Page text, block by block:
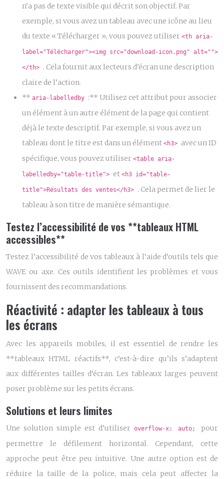
n’a pas de texte visible qui décrit son objectif. Par
exemple, si vous avez un tableau avec une icône au lieu
du texte « Télécharger », vous pouvez utiliser <th aria-
label="Télécharger"><img src="download-icon.png" alt="">
</th> . Cela fournit aux lecteurs d’écran une description
claire de l’action.
** aria-labelledby :** Utilisez cet attribut pour associer
un élément à un autre élément de la page qui contient
déjà le texte descriptif. Par exemple, si vous avez un
tableau dont le titre est dans un élément <h3> avec un ID
spécifique, vous pouvez utiliser <table aria-
labelledby="table-title"> et <h3 id="table-
title">Résultats des ventes</h3> . Cela permet de lier le
tableau à son titre de manière sémantique.
Testez l’accessibilité de vos **tableaux HTML
accessibles**
Testez l’accessibilité de vos tableaux à l’aide d’outils tels que
WAVE ou axe. Ces outils identifient les problèmes et vous
fournissent des recommandations.
Réactivité : adapter les tableaux à tous
les écrans
Avec les appareils mobiles, il est essentiel de rendre les
**tableaux HTML réactifs**, c’est-à-dire qu’ils s’adaptent
aux différentes tailles d’écran. Les tableaux larges peuvent
poser problème sur les petits écrans.
Solutions et leurs limites
Une solution simple est d’utiliser overflow-x: auto; pour
permettre le défilement horizontal. Cependant, cette
approche peut être peu intuitive. Une autre option est de
réduire la taille de la police, mais cela peut affecter la